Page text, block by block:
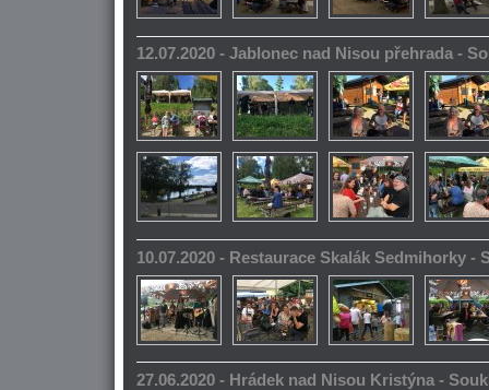
12.07.2020 - Jablonec nad Nisou přehrada -
10.07.2020 - Restaurace Skalák Sedmihorky -
27.06.2020 - Hrádek nad Nisou Kristýna -